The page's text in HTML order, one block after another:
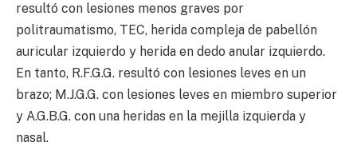
resultó con lesiones menos graves por
politraumatismo, TEC, herida compleja de pabellón
auricular izquierdo y herida en dedo anular izquierdo.
En tanto, R.F.G.G. resultó con lesiones leves en un
brazo; M.J.G.G. con lesiones leves en miembro superior
y A.G.B.G. con una heridas en la mejilla izquierda y
nasal.